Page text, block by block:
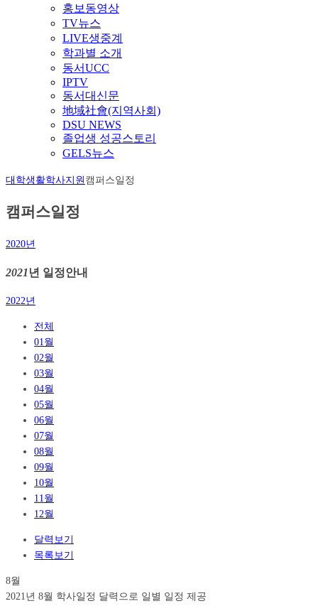
홍보동영상
TV뉴스
LIVE생중계
학과별 소개
동서UCC
IPTV
동서대신문
地域社會(지역사회)
DSU NEWS
졸업생 성공스토리
GELS뉴스
대학생활학사지원 캠퍼스일정
캠퍼스일정
2020년
2021년 일정안내
2022년
전체
01월
02월
03월
04월
05월
06월
07월
08월
09월
10월
11월
12월
달력보기
목록보기
8월
2021년 8월 학사일정 달력으로 일별 일정 제공